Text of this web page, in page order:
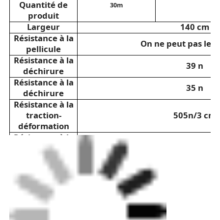
Matériau de suède écologique
Tissu de suède
Simili-cuir
Cuir en PU sans solvant
Le cuir de l'alcantara
Cuir des véhicules à moteur
Chaussures Matériau en cuir
Quantité de
produit
30m
Largeur
140 cm
Résistance à la
pellicule
On ne peut pas les
Résistance à la
déchirure
39 n
Résistance à la
déchirure
35 n
Résistance à la
traction-
déformation
505n/3 cm
Résistance à la
traction
L'allongement
À la
distorsion.
L'allongement
en tissage
Résistance à la